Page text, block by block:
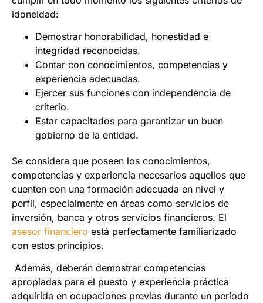
idoneidad:
Demostrar honorabilidad, honestidad e
integridad reconocidas.
Contar con conocimientos, competencias y
experiencia adecuadas.
Ejercer sus funciones con independencia de
criterio.
Estar capacitados para garantizar un buen
gobierno de la entidad.
Se considera que poseen los conocimientos,
competencias y experiencia necesarios aquellos que
cuenten con una formación adecuada en nivel y
perfil, especialmente en áreas como servicios de
inversión, banca y otros servicios financieros. El
asesor financiero está perfectamente familiarizado
con estos principios.
Además, deberán demostrar competencias
apropiadas para el puesto y experiencia práctica
adquirida en ocupaciones previas durante un período